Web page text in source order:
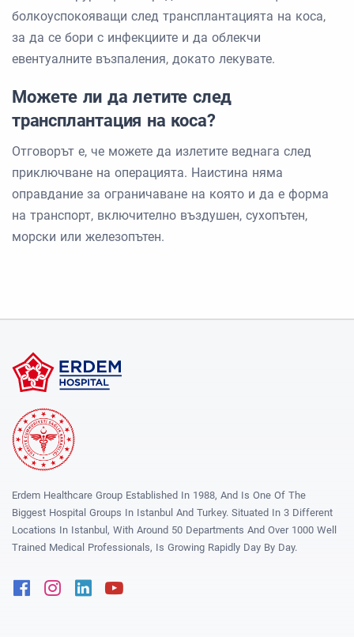
болкоуспокояващи след трансплантацията на коса,
за да се бори с инфекциите и да облекчи
евентуалните възпаления, докато лекувате.
Можете ли да летите след
трансплантация на коса?
Отговорът е, че можете да излетите веднага след
приключване на операцията. Наистина няма
оправдание за ограничаване на която и да е форма
на транспорт, включително въздушен, сухопътен,
морски или железопътен.
Erdem Healthcare Group Established In 1988, And Is One Of The
Biggest Hospital Groups In Istanbul And Turkey. Situated In 3 Different
Locations In Istanbul, With Around 50 Departments And Over 1000 Well
Trained Medical Professionals, Is Growing Rapidly Day By Day.
FacebookInstagram
Linkedin